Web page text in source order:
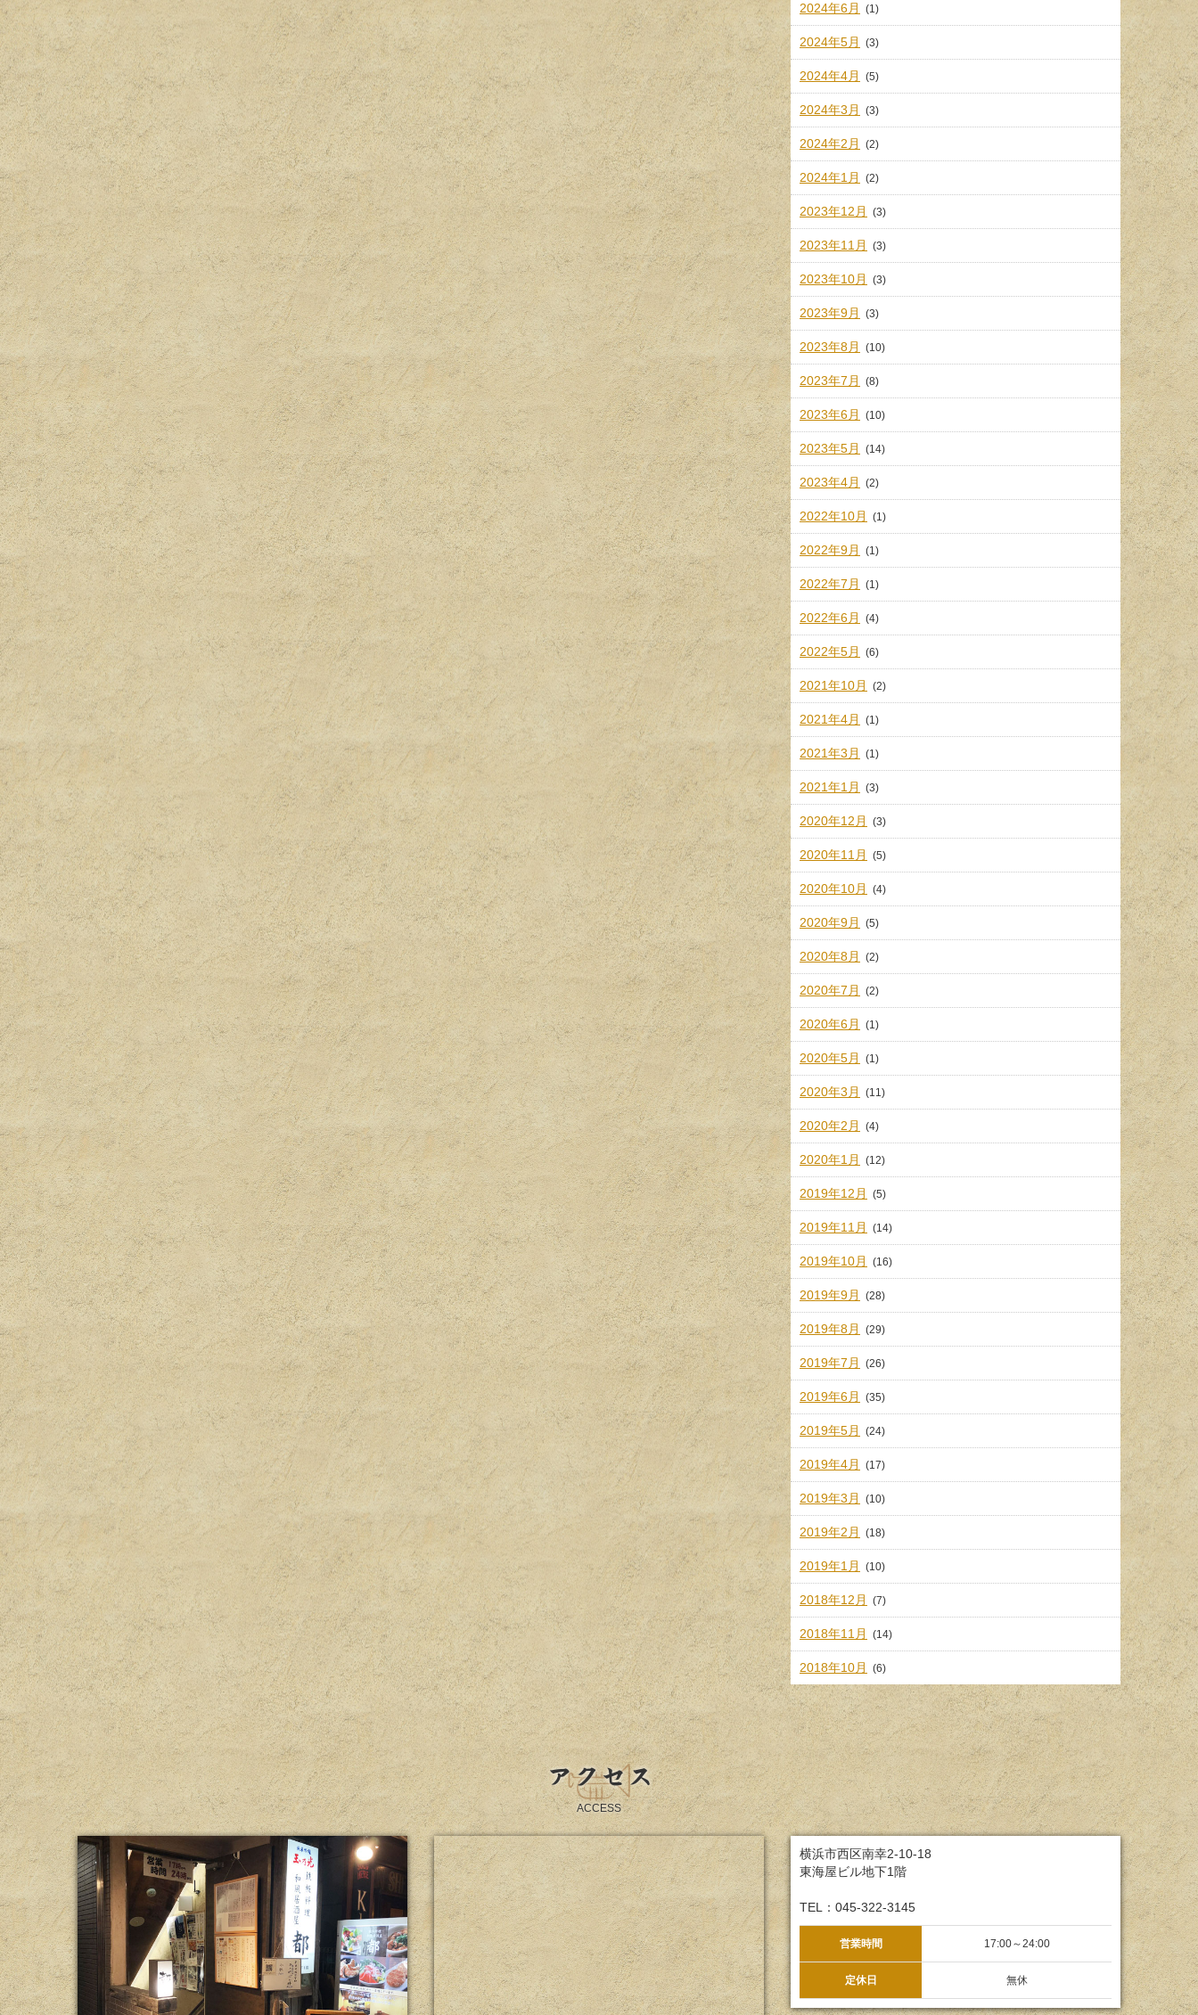
2024年6月 (1)
2024年5月 (3)
2024年4月 (5)
2024年3月 (3)
2024年2月 (2)
2024年1月 (2)
2023年12月 (3)
2023年11月 (3)
2023年10月 (3)
2023年9月 (3)
2023年8月 (10)
2023年7月 (8)
2023年6月 (10)
2023年5月 (14)
2023年4月 (2)
2022年10月 (1)
2022年9月 (1)
2022年7月 (1)
2022年6月 (4)
2022年5月 (6)
2021年10月 (2)
2021年4月 (1)
2021年3月 (1)
2021年1月 (3)
2020年12月 (3)
2020年11月 (5)
2020年10月 (4)
2020年9月 (5)
2020年8月 (2)
2020年7月 (2)
2020年6月 (1)
2020年5月 (1)
2020年3月 (11)
2020年2月 (4)
2020年1月 (12)
2019年12月 (5)
2019年11月 (14)
2019年10月 (16)
2019年9月 (28)
2019年8月 (29)
2019年7月 (26)
2019年6月 (35)
2019年5月 (24)
2019年4月 (17)
2019年3月 (10)
2019年2月 (18)
2019年1月 (10)
2018年12月 (7)
2018年11月 (14)
2018年10月 (6)
アクセス
ACCESS
横浜市西区南幸2-10-18
東海屋ビル地下1階
TEL：045-322-3145
営業時間 17:00～24:00
定休日 無休